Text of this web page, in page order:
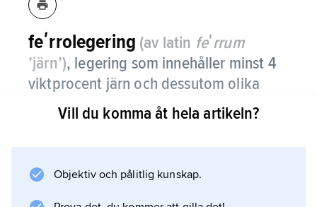
feʹrrolegering (av latin feʹrrum
’järn’), legering som innehåller minst 4
viktprocent järn och dessutom olika
halter av ett eller flera andra
grundämnen, t.ex. krom, nickel,
Ferrolegeringar används som tillsats vid
Vill du komma åt hela artikeln?
Objektiv och pålitlig kunskap.